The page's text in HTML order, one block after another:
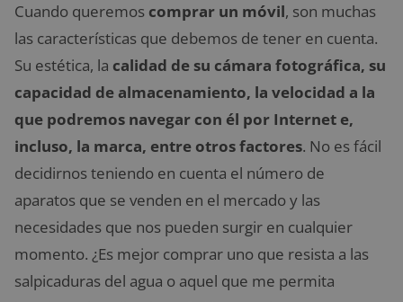
Cuando queremos comprar un móvil, son muchas
las características que debemos de tener en cuenta.
Su estética, la calidad de su cámara fotográfica, su
capacidad de almacenamiento, la velocidad a la
que podremos navegar con él por Internet e,
incluso, la marca, entre otros factores. No es fácil
decidirnos teniendo en cuenta el número de
aparatos que se venden en el mercado y las
necesidades que nos pueden surgir en cualquier
momento. ¿Es mejor comprar uno que resista a las
salpicaduras del agua o aquel que me permita